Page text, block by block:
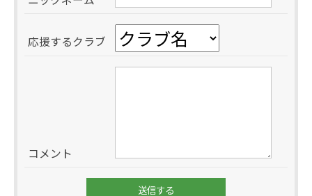
応援するクラブ
コメント